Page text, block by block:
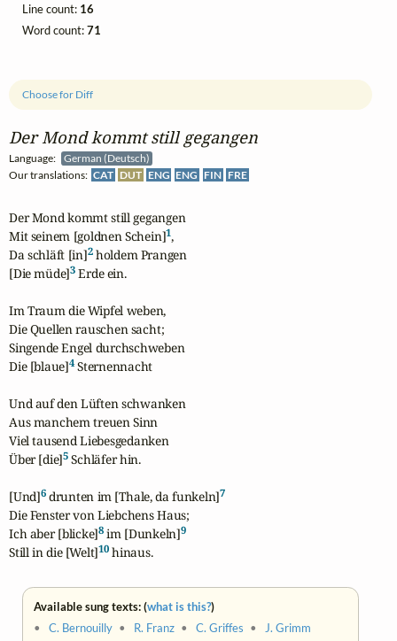
Der Mond kommt still gegangen
Language:
German (Deutsch)
Our translations: CAT DUT ENG ENG FIN FRE
Choose for Diff
Der Mond kommt still gegangen
Mit seinem [goldnen Schein]1,
Da schläft [in]2 holdem Prangen
[Die müde]3 Erde ein.
Im Traum die Wipfel weben,
Die Quellen rauschen sacht;
Singende Engel durchschweben
Die [blaue]4 Sternennacht
Und auf den Lüften schwanken
Aus manchem treuen Sinn
Viel tausend Liebesgedanken
Über [die]5 Schläfer hin.
[Und]6 drunten im [Thale, da funkeln]7
Die Fenster von Liebchens Haus;
Ich aber [blicke]8 im [Dunkeln]9
Still in die [Welt]10 hinaus.
Available sung texts: (what is this?)
•C. Bernouilly • R. Franz •C. Griffes •
J. Grimm
Line count: 16
Word count:71